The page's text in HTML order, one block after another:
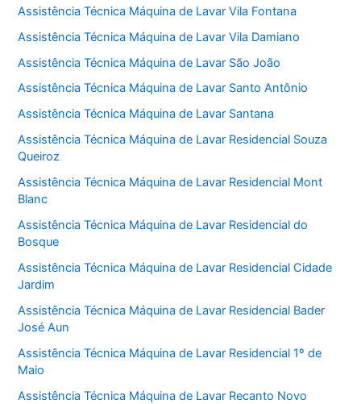
Assistência Técnica Máquina de Lavar Vila Fontana
Assistência Técnica Máquina de Lavar Vila Damiano
Assistência Técnica Máquina de Lavar São João
Assistência Técnica Máquina de Lavar Santo Antônio
Assistência Técnica Máquina de Lavar Santana
Assistência Técnica Máquina de Lavar Residencial Souza
Queiroz
Assistência Técnica Máquina de Lavar Residencial Mont
Blanc
Assistência Técnica Máquina de Lavar Residencial do
Bosque
Assistência Técnica Máquina de Lavar Residencial Cidade
Jardim
Assistência Técnica Máquina de Lavar Residencial Bader
José Aun
Assistência Técnica Máquina de Lavar Residencial 1º de
Maio
Assistência Técnica Máquina de Lavar Recanto Novo